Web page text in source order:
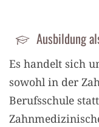
Ausbildung
Es handelt sich
sowohl in der
Berufsschule